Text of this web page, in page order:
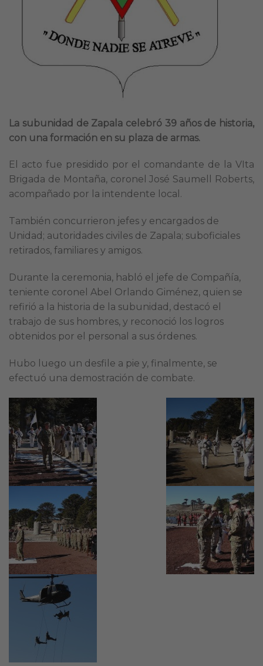
La subunidad de Zapala celebró 39 años de historia,
con una formación en su plaza de armas.
El acto fue presidido por el comandante de la VIta
Brigada de Montaña, coronel José Saumell Roberts,
acompañado por la intendente local.
También concurrieron jefes y encargados de
Unidad; autoridades civiles de Zapala; suboficiales
retirados, familiares y amigos.
Durante la ceremonia, habló el jefe de Compañía,
teniente coronel Abel Orlando Giménez, quien se
refirió a la historia de la subunidad, destacó el
trabajo de sus hombres, y reconoció los logros
obtenidos por el personal a sus órdenes.
Hubo luego un desfile a pie y, finalmente, se
efectuó una demostración de combate.